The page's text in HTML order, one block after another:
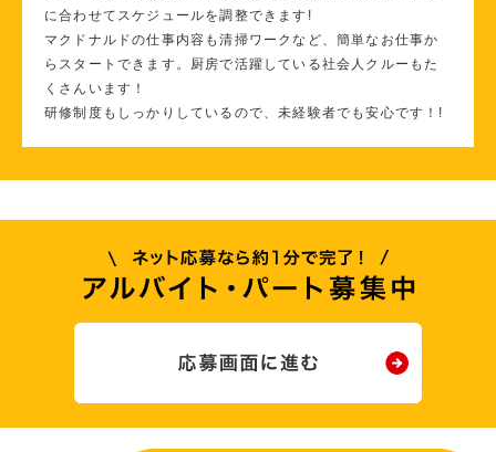
に合わせてスケジュールを調整できます!
マクドナルドの仕事内容も清掃ワークなど、簡単なお仕事か
らスタートできます。厨房で活躍している社会人クルーもた
くさんいます！
研修制度もしっかりしているので、未経験者でも安心です！!